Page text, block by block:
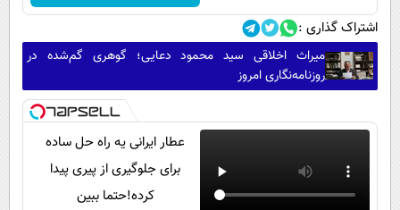
اشتراک گذاری :
میراث اخلاقی سید محمود دعایی؛ گوهری گم‌شده در
روزنامه‌نگاری امروز
عطار ایرانی یه راه حل ساده
برای جلوگیری از پیری پیدا
کرده!حتما ببین